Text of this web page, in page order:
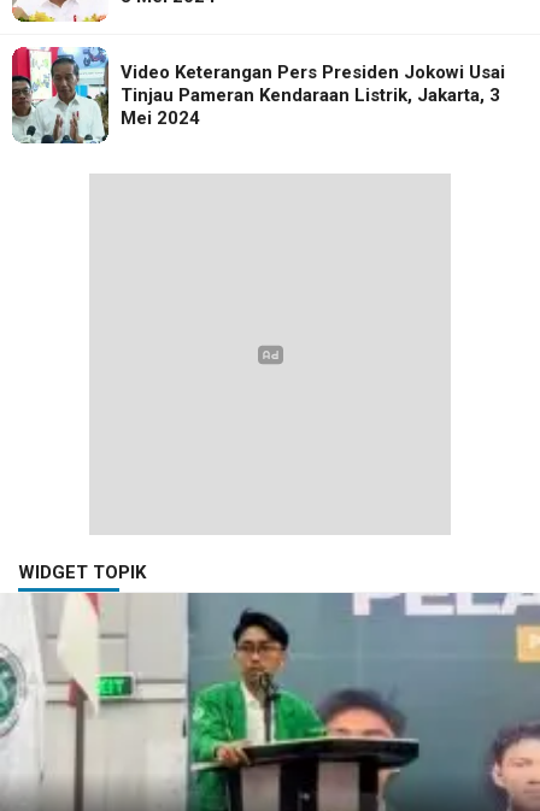
Video Keterangan Pers Presiden Jokowi Usai
Tinjau Pameran Kendaraan Listrik, Jakarta, 3
Mei 2024
WIDGET TOPIK